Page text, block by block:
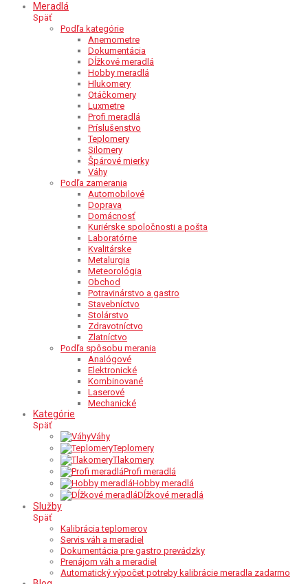
Meradlá
Späť
Podľa kategórie
Anemometre
Dokumentácia
Dĺžkové meradlá
Hobby meradlá
Hlukomery
Otáčkomery
Luxmetre
Profi meradlá
Príslušenstvo
Teplomery
Silomery
Špárové mierky
Váhy
Podľa zamerania
Automobilové
Doprava
Domácnosť
Kuriérske spoločnosti a pošta
Laboratórne
Kvalitárske
Metalurgia
Meteorológia
Obchod
Potravinárstvo a gastro
Stavebníctvo
Stolárstvo
Zdravotníctvo
Zlatníctvo
Podľa spôsobu merania
Analógové
Elektronické
Kombinované
Laserové
Mechanické
Kategórie
Späť
Váhy
Teplomery
Tlakomery
Profi meradlá
Hobby meradlá
Dĺžkové meradlá
Služby
Späť
Kalibrácia teplomerov
Servis váh a meradiel
Dokumentácia pre gastro prevádzky
Prenájom váh a meradiel
Automatický výpočet potreby kalibrácie meradla zadarmo